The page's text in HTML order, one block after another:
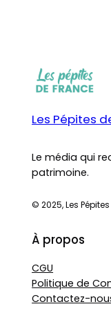
Les Pépites
Le média qui
patrimoine.
© 2025, Les
À propos
CGU
Politique de
Contactez-